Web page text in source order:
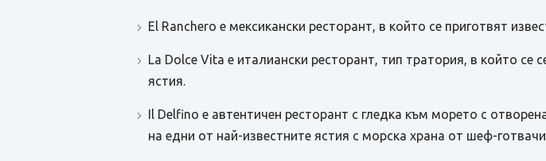
El Ranchero е мексикански ресторант, в който се приготвят
La Dolce Vita е италиански ресторант, тип тратория, в който
ястия.
Il Delfino е автентичен ресторант с гледка към морето с
на едни от най-известните ястия с морска храна от шеф-